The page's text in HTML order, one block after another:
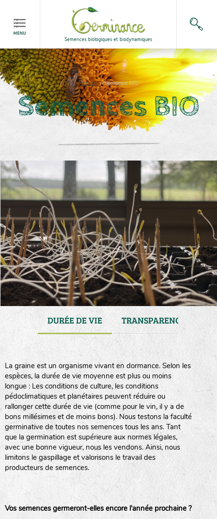
Accueil>Semence BIO
Semences BIO
DURÉE DE VIE TRANSPARENCE
La graine est un organisme vivant en dormance. Selon les
espèces, la durée de vie moyenne est plus ou moins
longue : Les conditions de culture, les conditions
pédoclimatiques et planétaires peuvent réduire ou
rallonger cette durée de vie (comme pour le vin, il y a de
bons millésimes et de moins bons). Nous testons la faculté
germinative de toutes nos semences tous les ans. Tant
que la germination est supérieure aux normes légales,
avec une bonne vigueur, nous les vendons. Ainsi, nous
limitons le gaspillage et valorisons le travail des
producteurs de semences.
Vos semences germeront-elles encore l'année prochaine ?
haies
zone sauvage